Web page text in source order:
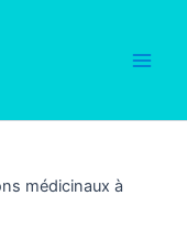
médicinaux à